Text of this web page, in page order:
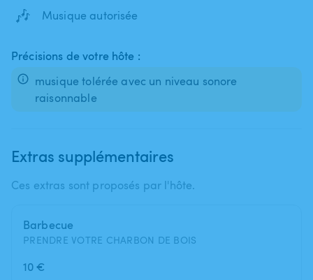
🎶 Musique autorisée
Précisions de votre hôte :
musique tolérée avec un niveau sonore
raisonnable
Extras supplémentaires
Ces extras sont proposés par l'hôte.
Barbecue
PRENDRE VOTRE CHARBON DE BOIS
10 €